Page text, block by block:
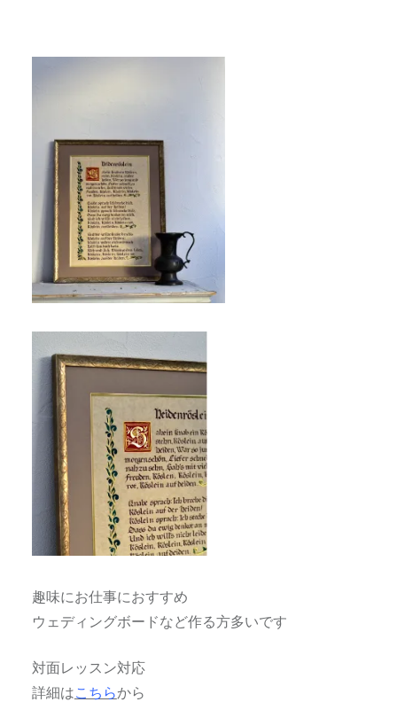
趣味にお仕事におすすめ
ウェディングボードなど作る方多いです
対面レッスン対応
詳細はこちらから